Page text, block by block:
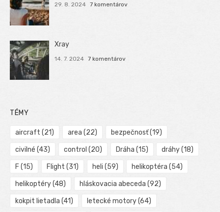
29. 8. 2024 7 komentárov
Xray
14. 7. 2024 7 komentárov
TÉMY
aircraft (21) area (22) bezpečnosť(19)
civilné (43) control (20) Dráha (15) dráhy(18)
F (15) Flight (31) heli (59) helikoptéra (54)
helikoptéry(48) hláskovacia abeceda (92)
kokpit lietadla (41) letecké motory(64)